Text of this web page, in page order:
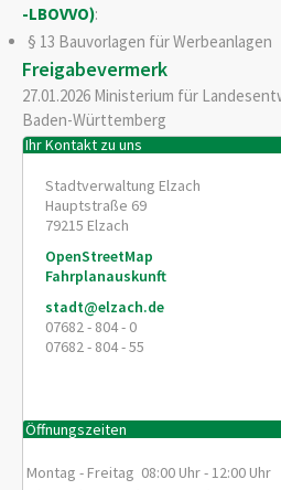
-LBOVVO):
§ 13 Bauvorlagen für Werbeanlagen
Freigabevermerk
27.01.2026 Ministerium für
Baden-Württemberg
Ihr Kontakt zu uns
Stadtverwaltung Elzach
Hauptstraße 69
79215 Elzach
OpenStreetMap
Fahrplanauskunft
stadt@elzach.de
07682 - 804 - 0
07682 - 804 - 55
Öffnungszeiten
Montag - Freitag 08:00 Uhr - 12:00 Uhr